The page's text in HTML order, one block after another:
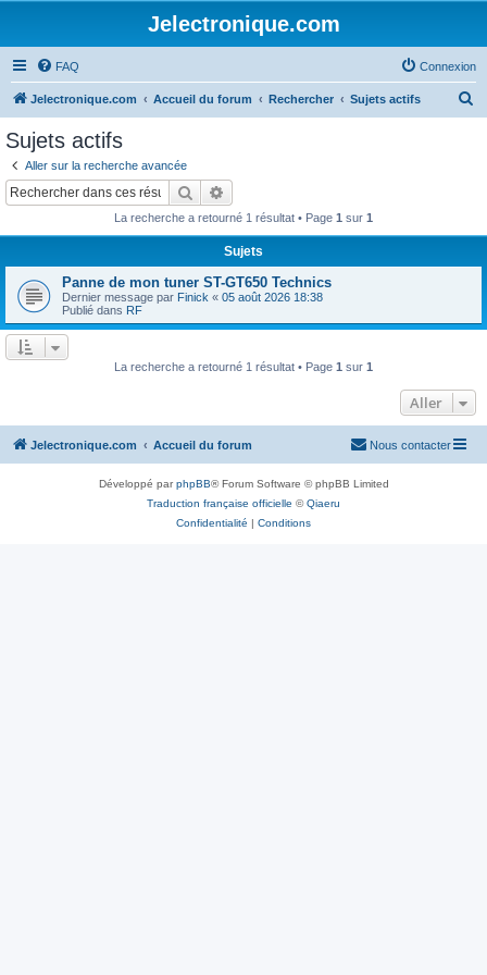
Jelectronique.com
FAQ Connexion
Jelectronique.com Accueil du forum Rechercher Sujets actifs
r
Sujets actifs
Aller sur la recherche avancée
Rechercher
La recherche a retourné 1 résultat • Page 1 sur 1
Sujets
Panne de mon tuner ST-GT650 Technics
Dernier message par Finick « 05 août 2026 18:38
Publié dans RF
La recherche a retourné 1 résultat • Page 1 sur 1
Aller
Jelectronique.com Accueil du forum Nous contacter
Développé parphpBB® Forum Software © phpBB Limited
Traduction française officielle ©Qiaeru
Confidentialité | Conditions